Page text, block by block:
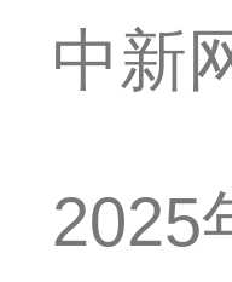
中新
2025